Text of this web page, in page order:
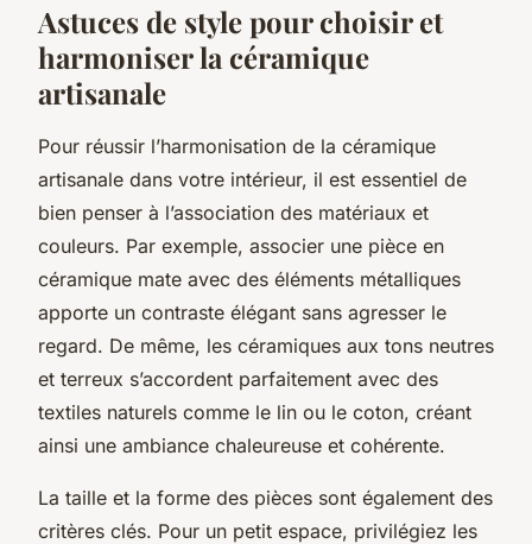
Astuces de style pour choisir et
harmoniser la céramique
artisanale
Pour réussir l’harmonisation de la céramique
artisanale dans votre intérieur, il est essentiel de
bien penser à l’association des matériaux et
couleurs. Par exemple, associer une pièce en
céramique mate avec des éléments métalliques
apporte un contraste élégant sans agresser le
regard. De même, les céramiques aux tons neutres
et terreux s’accordent parfaitement avec des
textiles naturels comme le lin ou le coton, créant
ainsi une ambiance chaleureuse et cohérente.
La taille et la forme des pièces sont également des
critères clés. Pour un petit espace, privilégiez les